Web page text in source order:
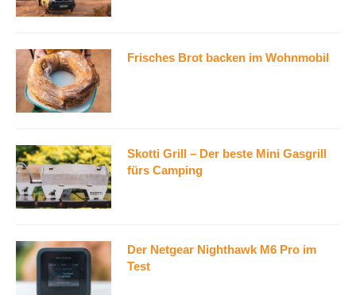
Frisches Brot backen im Wohnmobil
Skotti Grill – Der beste Mini Gasgrill
fürs Camping
Der Netgear Nighthawk M6 Pro im
Test